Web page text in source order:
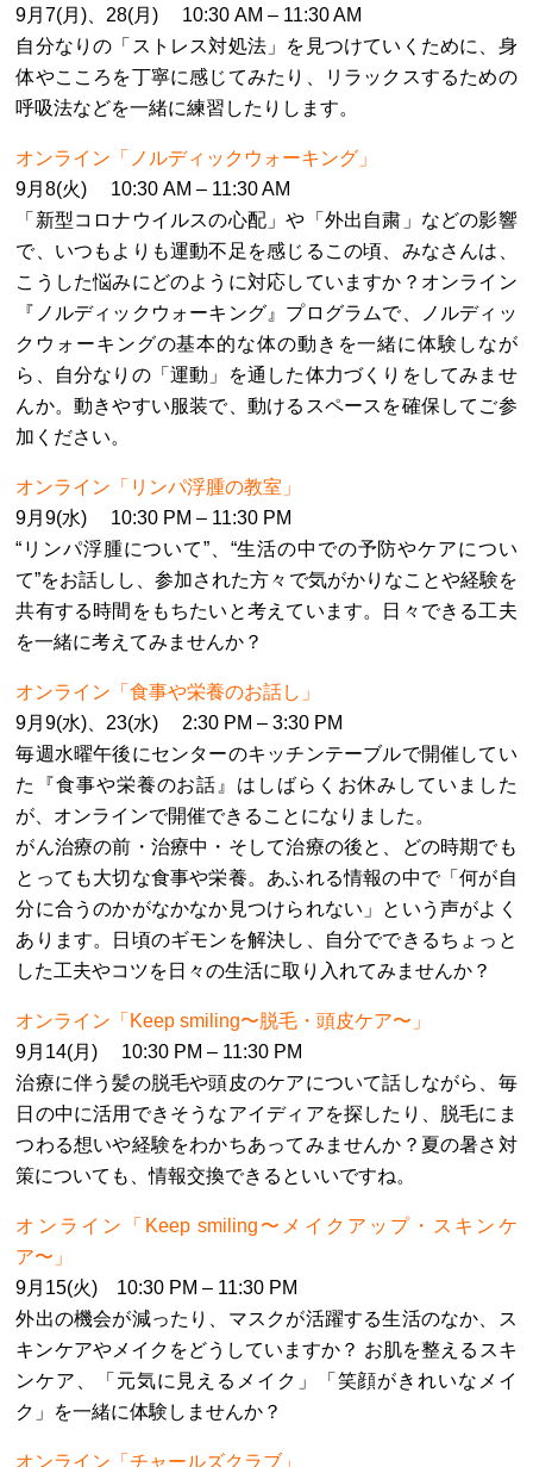
9月7(月)、28(月) 10:30 AM – 11:30 AM
自分なりの「ストレス対処法」を見つけていくために、身
体やこころを丁寧に感じてみたり、リラックスするための
呼吸法などを一緒に練習したりします。
オンライン「ノルディックウォーキング」
9月8(火) 10:30 AM – 11:30 AM
「新型コロナウイルスの心配」や「外出自粛」などの影響
で、いつもよりも運動不足を感じるこの頃、みなさんは、
こうした悩みにどのように対応していますか？オンライン
『ノルディックウォーキング』プログラムで、ノルディッ
クウォーキングの基本的な体の動きを一緒に体験しなが
ら、自分なりの「運動」を通した体力づくりをしてみませ
んか。動きやすい服装で、動けるスペースを確保してご参
加ください。
オンライン「リンパ浮腫の教室」
9月9(水) 10:30 PM – 11:30 PM
“リンパ浮腫について”、“生活の中での予防やケアについ
て”をお話しし、参加された方々で気がかりなことや経験を
共有する時間をもちたいと考えています。日々できる工夫
を一緒に考えてみませんか？
オンライン「食事や栄養のお話し」
9月9(水)、23(水) 2:30 PM – 3:30 PM
毎週水曜午後にセンターのキッチンテーブルで開催してい
た『食事や栄養のお話』はしばらくお休みしていました
が、オンラインで開催できることになりました。
がん治療の前・治療中・そして治療の後と、どの時期でも
とっても大切な食事や栄養。あふれる情報の中で「何が自
分に合うのかがなかなか見つけられない」という声がよく
あります。日頃のギモンを解決し、自分でできるちょっと
した工夫やコツを日々の生活に取り入れてみませんか？
オンライン「Keep smiling〜脱毛・頭皮ケア〜」
9月14(月) 10:30 PM – 11:30 PM
治療に伴う髪の脱毛や頭皮のケアについて話しながら、毎
日の中に活用できそうなアイディアを探したり、脱毛にま
つわる想いや経験をわかちあってみませんか？夏の暑さ対
策についても、情報交換できるといいですね。
オンライン「Keep smiling〜メイクアップ・スキンケ
ア〜」
9月15(火) 10:30 PM – 11:30 PM
外出の機会が減ったり、マスクが活躍する生活のなか、ス
キンケアやメイクをどうしていますか？ お肌を整えるスキ
ンケア、「元気に見えるメイク」「笑顔がきれいなメイ
ク」を一緒に体験しませんか？
オンライン「チャールズクラブ」